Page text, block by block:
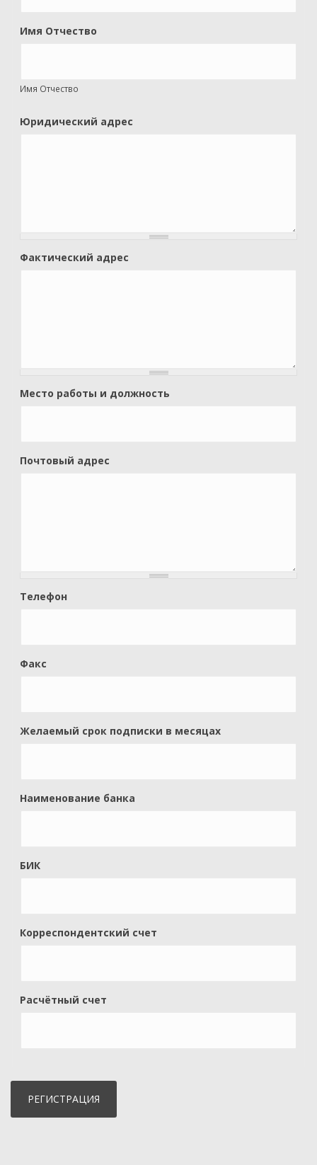
Имя Отчество
Имя Отчество
Юридический адрес
Фактический адрес
Место работы и должность
Почтовый адрес
Телефон
Факс
Желаемый срок подписки в месяцах
Наименование банка
БИК
Корреспондентский счет
Расчётный счет